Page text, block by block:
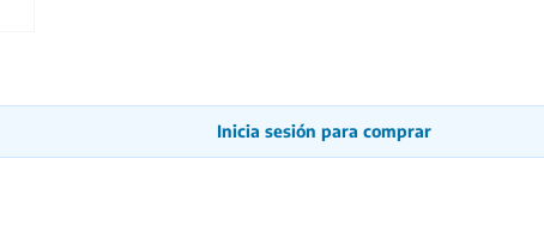
Inicia sesión para comprar